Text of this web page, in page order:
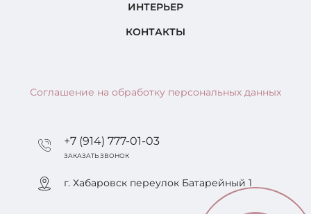
ИНТЕРЬЕР
КОНТАКТЫ
Соглашение на обработку персональных данных
+7 (914) 777-01-03
ЗАКАЗАТЬ ЗВОНОК
г. Хабаровск переулок Батарейный 1